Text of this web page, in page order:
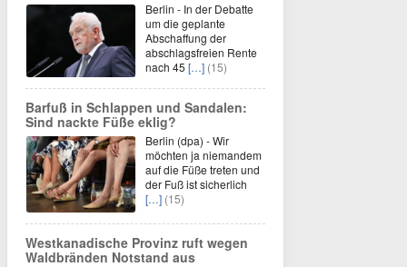
Berlin - In der Debatte
um die geplante
Abschaffung der
abschlagsfreien Rente
nach 45 […] (15)
Barfuß in Schlappen und Sandalen:
Sind nackte Füße eklig?
Berlin (dpa) - Wir
möchten ja niemandem
auf die Füße treten und
der Fuß ist sicherlich
[…] (15)
Westkanadische Provinz ruft wegen
Waldbränden Notstand aus